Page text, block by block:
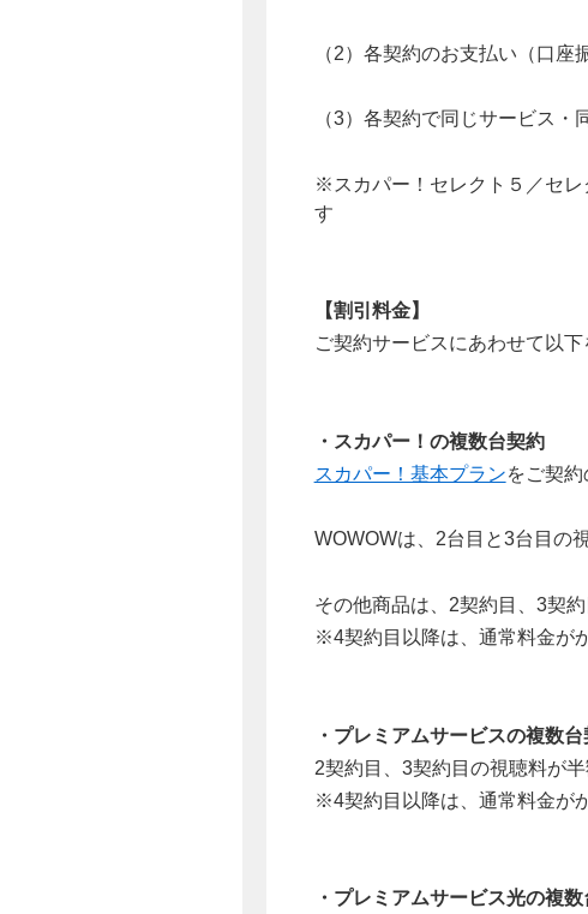
（2）各契約のお支払い（口
（3）各契約で同じサービス・
※スカパー！セレクト５／セ
す
【割引料金】
ご契約サービスにあわせて以下
・スカパー！の複数台契約
スカパー！基本プランをご契
WOWOWは、2台目と3台目の
その他商品は、2契約目、3契
※4契約目以降は、通常料金が
・プレミアムサービスの複数台
2契約目、3契約目の視聴料が半
※4契約目以降は、通常料金が
・プレミアムサービス光の複